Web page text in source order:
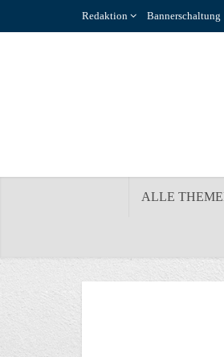
Redaktion Bannerschaltung
ALLE